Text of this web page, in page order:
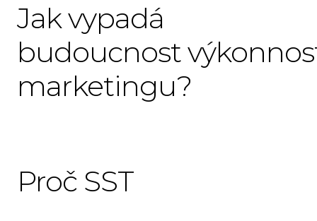
Jak vypadá
budoucnost
marketingu?
Proč SST